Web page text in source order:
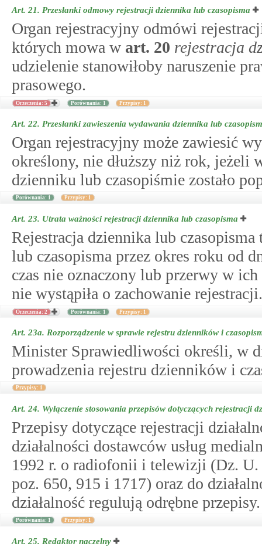
Art. 21. Przesłanki odmowy rejestracji dziennika lub czasopisma
Organ rejestracyjny odmówi
których mowa w art. 20 rejestracja
udzielenie stanowiłoby naruszenie
prasowego.
Orzeczenia: 5 Porównania: 1 Przypisy: 1
Art. 22. Przesłanki zawieszenia wydawania dziennika lub
Organ rejestracyjny może zawiesić
określony, nie dłuższy niż rok,
dzienniku lub czasopiśmie zostało
Porównania: 1 Przypisy: 1
Art. 23. Utrata ważności rejestracji dziennika lub czasopisma
Rejestracja dziennika lub
lub czasopisma przez okres roku od
czas nie oznaczony lub przerwy w
nie wystąpiła o zachowanie rejestracji.
Orzeczenia: 2 Porównania: 1 Przypisy: 1
Art. 23a. Rozporządzenie w sprawie rejestru dzienników i
Minister Sprawiedliwości określi, w
prowadzenia rejestru dzienników i
Przypisy: 1
Art. 24. Wyłączenie stosowania przepisów dotyczących rejestracji
Przepisy dotyczące rejestracji
działalności dostawców usług
1992 r. o radiofonii i telewizji (Dz. U.
poz. 650, 915 i 1717) oraz do
działalność regulują odrębne przepisy.
Porównania: 1 Przypisy: 1
Art. 25. Redaktor naczelny